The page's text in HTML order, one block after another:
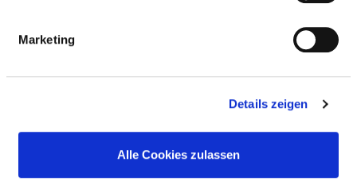
Marketing
Details zeigen
Alle Cookies zulassen
MEDIZINISCHES LEISTUNGSANGEBOT MIT